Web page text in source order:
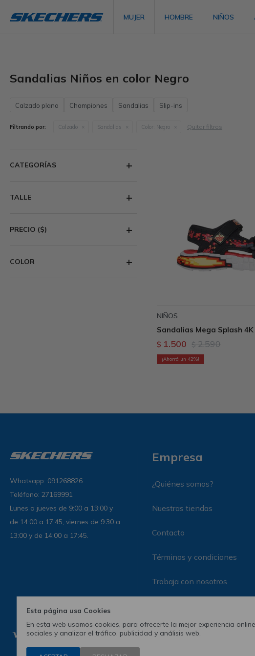
Esta página usa Cookies
En esta web usamos cookies, para ofrecerte la mejor experiencia
sociales y analizar el tráfico, publicidad y análisis web.
MUJER HOMBRE NIÑOS
Sandalias Niños en color Negro
Calzado plano Championes Sandalias Slip-ins
Filtrando por: Calzado Sandalias Color: Negro Quitar filtros
NIÑOS
Sandalias Mega Splash
$ 1.500 $ 2.590
42
CATEGORÍAS
TALLE
PRECIO ($)
COLOR
Whatsapp: 091268826
Teléfono: 27169991
Lunes a jueves de 9:00 a 13:00 y
de 14:00 a 17:45, viernes de 9:30 a
13:00 y de 14:00 a 17:45.
Empresa
¿Quiénes somos?
Nuestras tiendas
Contacto
Términos y condiciones
Trabaja con nosotros